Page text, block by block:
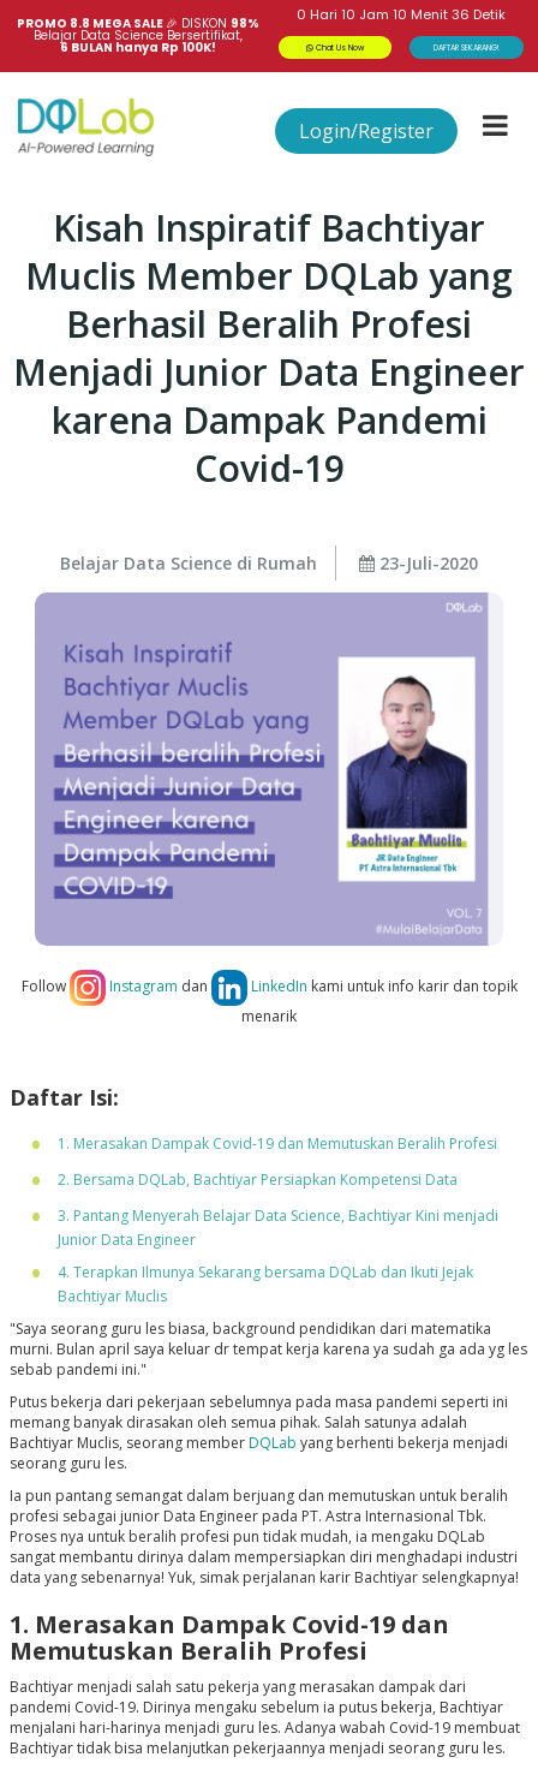
PROMO 8.8 MEGA SALE 🎉 DISKON 98%
Belajar Data Science Bersertifikat,
6 BULAN hanya Rp 100K!
0 Hari 10 Jam 10 Menit36 Detik
Chat Us Now DAFTAR SEKARANG!
Login/Register
Kisah Inspiratif Bachtiyar
Muclis Member DQLab yang
Berhasil Beralih Profesi
Menjadi Junior Data Engineer
karena Dampak Pandemi
Covid-19
Belajar Data Science di Rumah 23-Juli-2020
Follow Instagram dan LinkedIn kami untuk info karir dan topik
menarik
Daftar Isi:
1. Merasakan Dampak Covid-19 dan Memutuskan Beralih Profesi
2. Bersama DQLab, Bachtiyar Persiapkan Kompetensi Data
3. Pantang Menyerah Belajar Data Science, Bachtiyar Kini menjadi
Junior Data Engineer
4. Terapkan Ilmunya Sekarang bersama DQLab dan Ikuti Jejak
Bachtiyar Muclis
"Saya seorang guru les biasa, background pendidikan dari matematika
murni. Bulan april saya keluar dr tempat kerja karena ya sudah ga ada yg les
sebab pandemi ini."
Putus bekerja dari pekerjaan sebelumnya pada masa pandemi seperti ini
memang banyak dirasakan oleh semua pihak. Salah satunya adalah
Bachtiyar Muclis, seorang member DQLab yang berhenti bekerja menjadi
seorang guru les.
Ia pun pantang semangat dalam berjuang dan memutuskan untuk beralih
profesi sebagai junior Data Engineer pada PT. Astra Internasional Tbk.
Proses nya untuk beralih profesi pun tidak mudah, ia mengaku DQLab
sangat membantu dirinya dalam mempersiapkan diri menghadapi industri
data yang sebenarnya! Yuk, simak perjalanan karir Bachtiyar selengkapnya!
1. Merasakan Dampak Covid-19 dan
Memutuskan Beralih Profesi
Bachtiyar menjadi salah satu pekerja yang merasakan dampak dari
pandemi Covid-19. Dirinya mengaku sebelum ia putus bekerja, Bachtiyar
menjalani hari-harinya menjadi guru les. Adanya wabah Covid-19 membuat
Bachtiyar tidak bisa melanjutkan pekerjaannya menjadi seorang guru les.